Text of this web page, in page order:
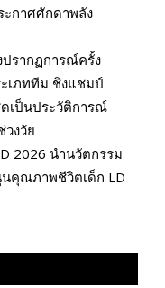
ะกาศศักดาพลัง
ปรากฏการณ์ครั้ง
เภททีม ชิงแชมป์
ดเป็นประวัติการณ์
งวัย
2026 นำนวัตกรรม
นคุณภาพชีวิตเด็ก LD